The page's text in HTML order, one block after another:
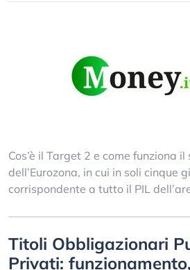
Cos’è il Target 2 e come funziona
dell’Eurozona, in cui in soli cinque
corrispondente a tutto il PIL
Titoli Obbligazionari
Privati: